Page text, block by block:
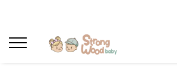
Camera copilului
Detergenți
Hrănirea bebelușului
Jucării bebeluși
La plimbare
Îmbrăcăminte bebeluși
Îngrijire și somn